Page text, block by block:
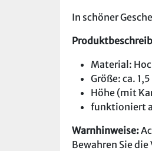
In schöner
Material:
Größe: ca.
Höhe (mit
funktioniert
Warnhinweise:
Bewahren Sie